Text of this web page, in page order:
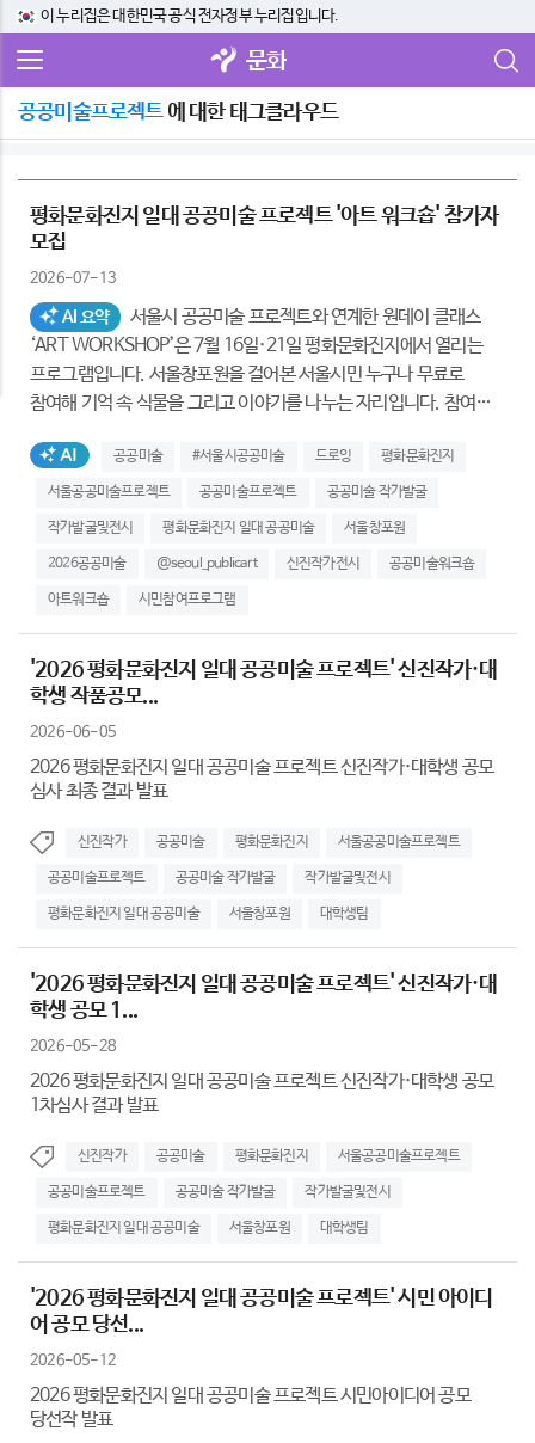
이 누리집은 대한민국 공식 전자정부 누리집입니다.
문화
공공미술프로젝트에 대한 태그클라우드
평화문화진지 일대 공공미술 프로젝트 '아트 워크숍' 참가자
모집
2026-07-13
AI 요약
서울시 공공미술 프로젝트와 연계한 원데이 클래스
‘ART WORKSHOP’은 7월 16일·21일 평화문화진지에서 열리는
프로그램입니다. 서울창포원을 걸어본 서울시민 누구나 무료로
참여해 기억 속 식물을 그리고 이야기를 나누는 자리입니다. 참여
AI생성태그
공공미술 #서울시공공미술 드로잉 평화문화진지
서울공공미술프로젝트 공공미술프로젝트 공공미술 작가발굴
작가발굴및전시 평화문화진지 일대 공공미술 서울창포원
2026공공미술 @seoul_publicart 신진작가전시 공공미술워크숍
아트워크숍 시민참여프로그램
'2026 평화문화진지 일대 공공미술 프로젝트' 신진작가·대
학생 작품공모...
2026-06-05
2026 평화문화진지 일대 공공미술 프로젝트 신진작가·대학생 공모
심사 최종 결과 발표
신진작가 공공미술 평화문화진지 서울공공미술프로젝트
공공미술프로젝트 공공미술 작가발굴 작가발굴및전시
평화문화진지 일대 공공미술 서울창포원 대학생팀
'2026 평화문화진지 일대 공공미술 프로젝트' 신진작가·대
학생 공모 1...
2026-05-28
2026 평화문화진지 일대 공공미술 프로젝트 신진작가·대학생 공모
1차심사 결과 발표
신진작가 공공미술 평화문화진지 서울공공미술프로젝트
공공미술프로젝트 공공미술 작가발굴 작가발굴및전시
평화문화진지 일대 공공미술 서울창포원 대학생팀
'2026 평화문화진지 일대 공공미술 프로젝트' 시민 아이디
어 공모 당선...
2026-05-12
2026 평화문화진지 일대 공공미술 프로젝트 시민아이디어 공모
당선작 발표